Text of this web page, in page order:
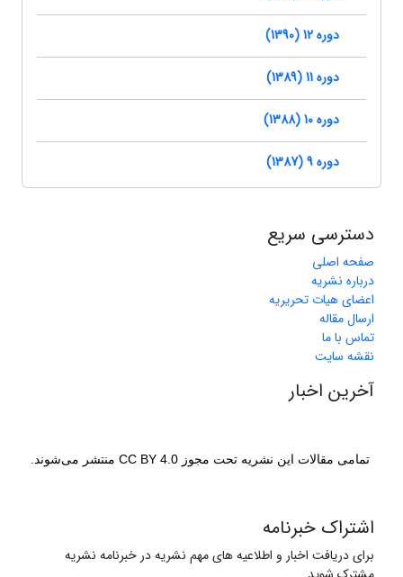
دوره 12 (1390)
دوره 11 (1389)
دوره 10 (1388)
دوره 9 (1387)
دسترسی سریع
صفحه اصلی
درباره نشریه
اعضای هیات تحریریه
ارسال مقاله
تماس با ما
نقشه سایت
آخرین اخبار
تمامی مقالات این نشریه تحت مجوز CC BY 4.0 منتشر می‌شوند.
اشتراک خبرنامه
برای دریافت اخبار و اطلاعیه های مهم نشریه در خبرنامه نشریه